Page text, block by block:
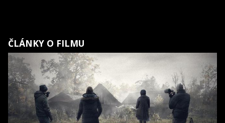
ČLÁNKY O FILMU